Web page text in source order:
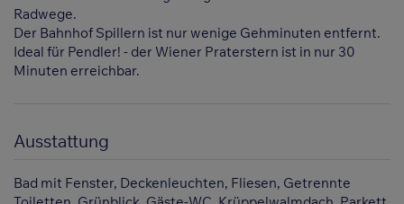
Radwege.
Der Bahnhof Spillern ist nur wenige Gehminuten entfernt.
Ideal für Pendler! - der Wiener Praterstern ist in nur 30
Minuten erreichbar.
Ausstattung
Bad mit Fenster Deckenleuchten Fliesen Getrennte